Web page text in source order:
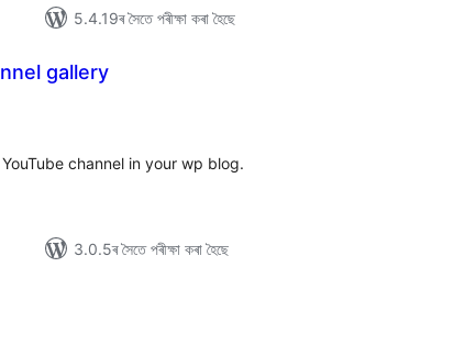
5.4.19ৰ সৈতে পৰীক্ষা কৰা হৈছে
gallery
channel in your wp blog.
3.0.5ৰ সৈতে পৰীক্ষা কৰা হৈছে